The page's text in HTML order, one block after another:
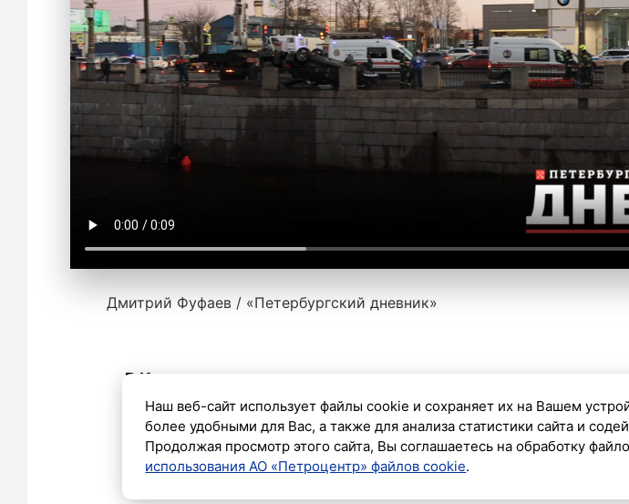
Дмитрий Фуфаев / «Петербургский дневник»
В Кронштадте начались крещенские купания
18 января 2025
Наш веб-сайт использует файлы cookie и сохраняет их на Вашем
более удобными для Вас, а также для анализа статистики сайта и
Продолжая просмотр этого сайта, Вы соглашаетесь на обработку
использования АО «Петроцентр» файлов cookie.